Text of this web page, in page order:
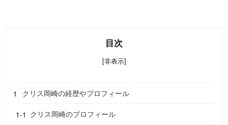
目次
[非表示]
クリス岡崎の経歴やプロフィール
クリス岡崎のプロフィール